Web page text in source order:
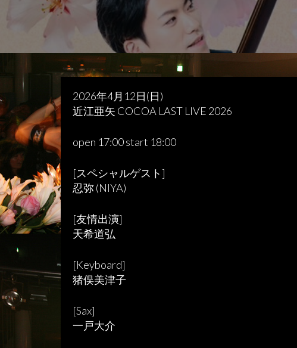
2026年4月12日(日)
近江亜矢 COCOA LAST LIVE 2026
open 17:00 start 18:00
[スペシャルゲスト]
忍弥 (NIYA)
[友情出演]
天希道弘
[Keyboard]
猪俣美津子
[Sax]
一戸大介